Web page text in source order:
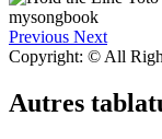
Previous Next
Copyright: © All
Autres